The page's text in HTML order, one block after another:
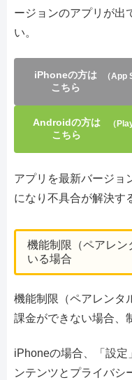
ージョンのアプリが出
い。
iPhoneの方は
こちら
（
Androidの方は
こちら
（
アプリを最新バージョ
になり不具合が解決す
機能制限（ペアレン
いる場合
機能制限（ペアレンタ
課金ができない場合、
iPhoneの場合、「設
ンテンツとプライバ